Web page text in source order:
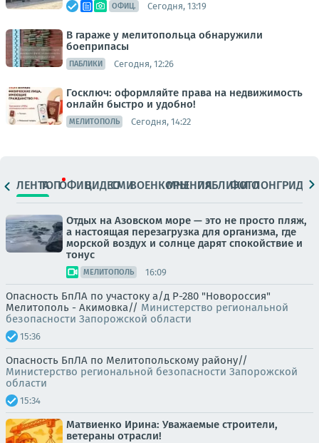
ОФИЦ. Сегодня, 13:19
В гараже у мелитопольца обнаружили
боеприпасы
ПАБЛИКИ Сегодня, 12:26
Госключ: оформляйте права на недвижимость
онлайн быстро и удобно!
МЕЛИТОПОЛЬ Сегодня, 14:22
ЛЕНТАТОПОФИЦ.ВИДЕОСМИВОЕНКОРЫМНЕНИЯПАБЛИКИ
ФОТОЛОНГРИДЫ
Отдых на Азовском море — это не просто пляж,
а настоящая перезагрузка для организма, где
морской воздух и солнце дарят спокойствие и
тонус
МЕЛИТОПОЛЬ 16:09
Опасность БпЛА по участоку а/д Р-280 "Новороссия"
Мелитополь - Акимовка// Министерство региональной
безопасности Запорожской области
15:36
Опасность БпЛА по Мелитопольскому району//
Министерство региональной безопасности Запорожской
области
15:34
Матвиенко Ирина: Уважаемые строители,
ветераны отрасли!